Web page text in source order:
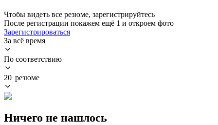
Чтобы видеть все резюме, зарегистрируйтесь
После регистрации покажем ещё 1 и откроем фото
Зарегистрироваться
За всё время
По соответствию
20 резюме
Ничего не нашлось